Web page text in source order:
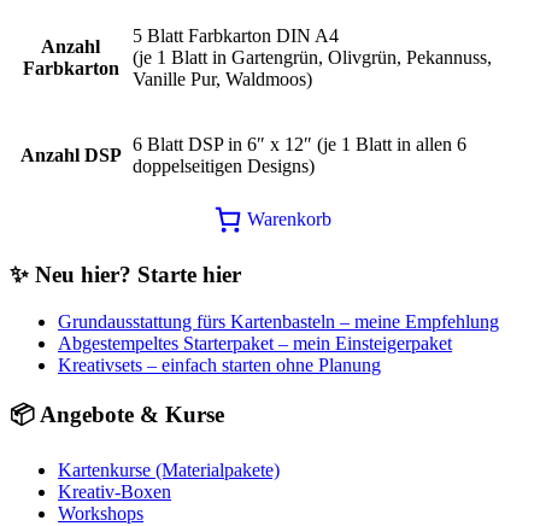
Anzahl
Farbkarton
5 Blatt Farbkarton DIN A4
(je 1 Blatt in Gartengrün, Olivgrün, Pekannuss,
Vanille Pur, Waldmoos)
Anzahl DSP
6 Blatt DSP in 6″ x 12″ (je 1 Blatt in allen 6
doppelseitigen Designs)
Warenkorb
✨ Neu hier? Starte hier
Grundausstattung fürs Kartenbasteln – meine Empfehlung
Abgestempeltes Starterpaket – mein Einsteigerpaket
Kreativsets – einfach starten ohne Planung
📦 Angebote & Kurse
Kartenkurse (Materialpakete)
Kreativ-Boxen
Workshops